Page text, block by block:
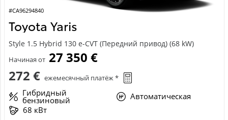
#CA96294840
Toyota Yaris
Style 1.5 Hybrid 130 e-CVT (Передний привод) (68 kW)
Начиная от 27 350 €
272 € ежемесячный платёж *
Гибридный
бензиновый
Автоматическая
68 кВт